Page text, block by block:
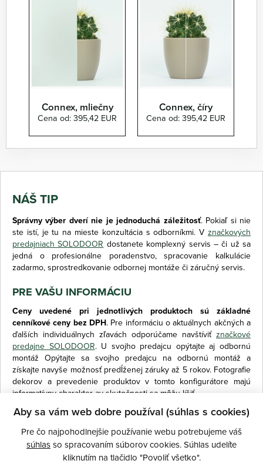
Connex, mliečny
Cena od: 395,42 EUR
Connex, číry
Cena od: 395,42 EUR
NÁŠ TIP
Správny výber dverí nie je jednoduchá záležitosť. Pokiaľ si nie
ste istí, je tu na mieste konzultácia s odborníkmi. V značkových
predajniach SOLODOOR dostanete komplexný servis – či už sa
jedná o profesionálne poradenstvo, spracovanie kalkulácie
zadarmo, sprostredkovanie odbornej montáže či záručný servis.
PRE VAŠU INFORMÁCIU
Ceny uvedené pri jednotlivých produktoch sú základné
cenníkové ceny bez DPH. Pre informáciu o aktuálnych akčných a
ďalších individuálnych zľavách odporúčame navštíviť značkové
predajne SOLODOOR. U svojho predajcu opýtajte aj odbornú
montáž Opýtajte sa svojho predajcu na odbornú montáž a
získajte navyše možnosť predĺženej záruky až 5 rokov. Fotografie
dekorov a prevedenie produktov v tomto konfigurátore majú
informatívny charakter av skutočnosti sa môžu líšiť.
Aby sa vám web dobre používal (súhlas s cookies)
Pre čo najpohodlnejšie používanie webu potrebujeme váš
súhlasso spracovaním súborov cookies. Súhlas udelíte
kliknutím na tlačidlo "Povoliť všetko".